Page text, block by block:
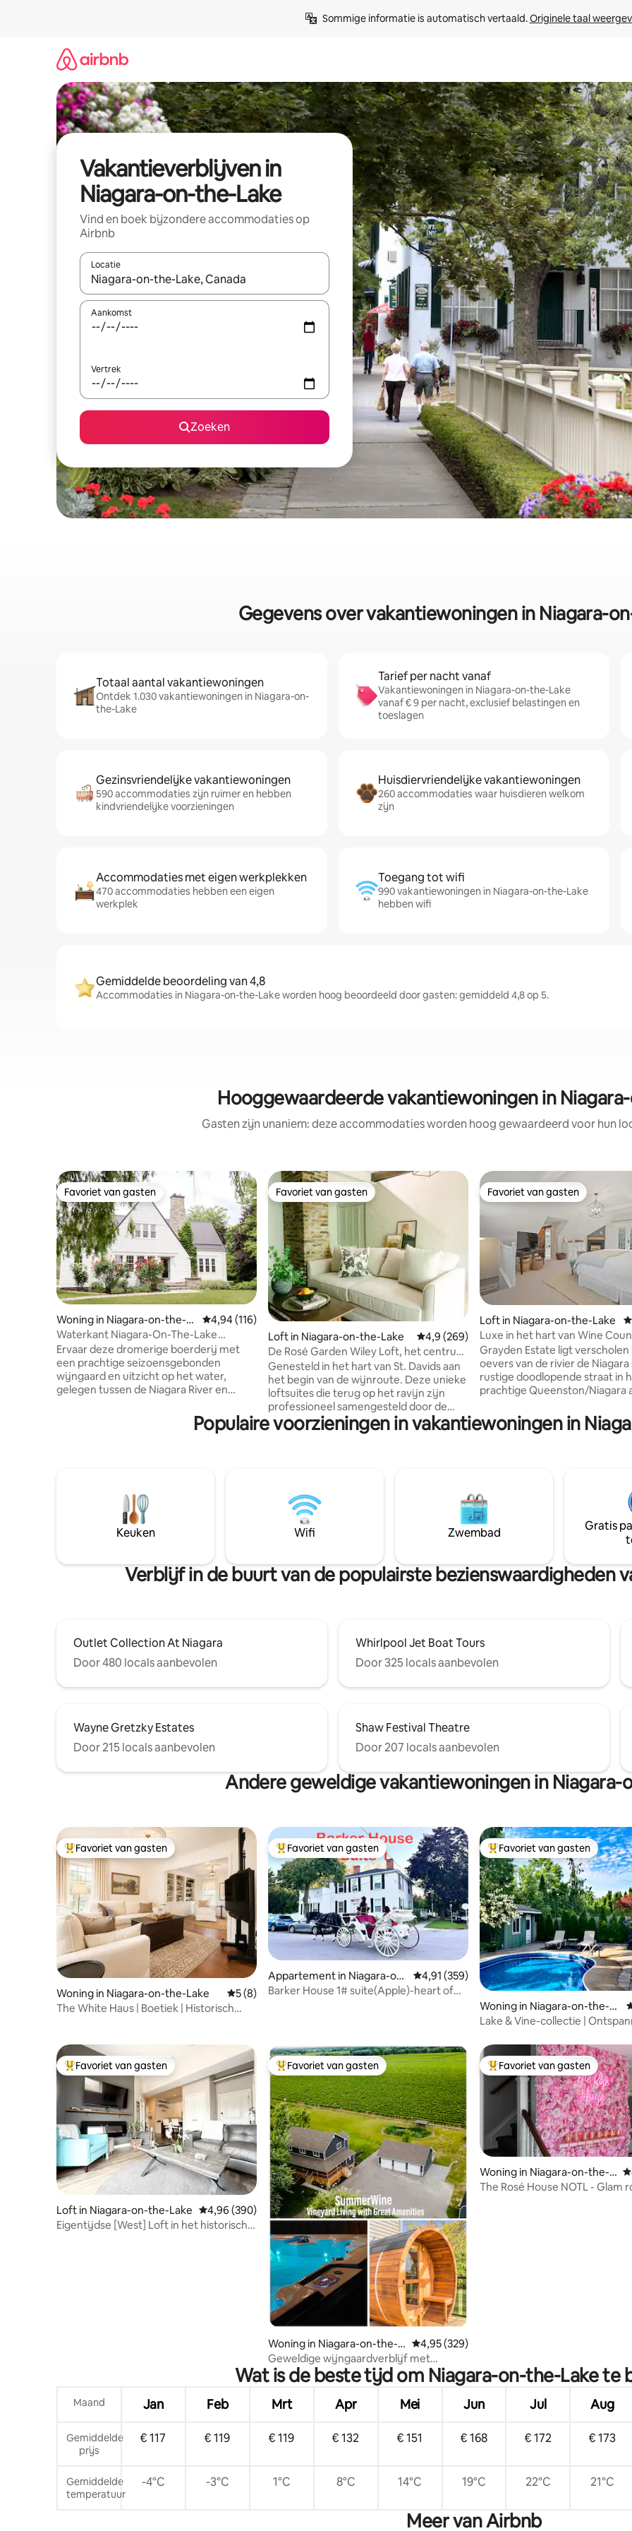
Sommige informatie is automatisch vertaald. Originele taal
Vakantieverblijven in
Niagara-on-the-Lake
Vind en boek bijzondere accommodaties op
Airbnb
Locatie
Wanneer er resultaten beschikbaar zijn, maak je een keuze met je de pijltjestoetsen omhoog en omlaag, óf door te
Aankomst
Vertrek
Zoeken
Gegevens over vakantiewoningen in Niagara-
Totaal aantal vakantiewoningen
Ontdek 1.030 vakantiewoningen in Niagara-on-
the-Lake
Tarief per nacht vanaf
Vakantiewoningen in Niagara-on-the-Lake
vanaf € 9 per nacht, exclusief belastingen en
toeslagen
Gezinsvriendelijke vakantiewoningen
590 accommodaties zijn ruimer en hebben
kindvriendelijke voorzieningen
Huisdiervriendelijke vakantiewoningen
260 accommodaties waar huisdieren welkom
zijn
Accommodaties met eigen werkplekken
470 accommodaties hebben een eigen
werkplek
Toegang tot wifi
990 vakantiewoningen in Niagara-on-the-Lake
hebben wifi
Gemiddelde beoordeling van 4,8
Accommodaties in Niagara-on-the-Lake worden hoog beoordeeld door gasten: gemiddeld 4,8 op 5.
Hooggewaardeerde vakantiewoningen in
Gasten zijn unaniem: deze accommodaties worden hoog gewaardeerd voor hun
Favoriet van gasten
Favoriet van gasten
Woning in Niagara-on-the-L
ake
Gemiddelde beoordeling van 4,94 op 5, 116 recensies
4,94 (116)
Waterkant Niagara-On-The-Lake
Vineyard Farmhouse
Ervaar deze dromerige boerderij met
een prachtige seizoensgebonden
wijngaard en uitzicht op het water,
gelegen tussen de Niagara River en
eigentijds interieur, een gezellige
gashaard en een badkuip op pootjes.
badkamers ideaal voor groepsuitjes,
bruidsfeesten en speciale
gelegenheden. *Beschrijving van de
accommodatie met uitzicht op
NOTL STR-licentienummer 079-2022
Favoriet van gasten
Favoriet van gasten
Loft in Niagara-on-the-Lake Gemiddelde beoordeling van 4,9 op 5, 269
4,9 (269)
De Rosé Garden Wiley Loft, het centrum
van St. Davids
Genesteld in het hart van St. Davids aan
het begin van de wijnroute. Deze unieke
loftsuites die terug op het ravijn zijn
professioneel samengesteld door de
winnaar van Canada 's Next Designer,
Marcy Mussari. Op tien minuten rijden
Grist, Junction Coffee Bar en The Old
Fire Hall Restaurant. Gelegen op enkele
minuten van wijnmakerijen, golfbanen,
natuurpaden, restaurants, restaurants,
Favoriet van gasten
Favoriet van gasten
Loft in Niagara-on-the-Lake
Luxe in het hart van Wine
Grayden Estate ligt verscholen
oevers van de rivier de Niagara
rustige doodlopende straat in
prachtige Queenston/Niagara
eindje rijden van de oude
op een paar minuten lopen of
Het is de ideale locatie voor
uitje voor iedereen die zich wil
overgeven aan het
leven. Gratis tourfietsen beschikbaar
Populaire voorzieningen in vakantiewoningen in
Keuken Wifi Zwembad
Gratis
Verblijf in de buurt van de populairste bezienswaardigheden
Outlet Collection At Niagara
Door 480 locals aanbevolen
Whirlpool Jet Boat Tours
Door 325 locals aanbevolen
Wayne Gretzky Estates
Door 215 locals aanbevolen
Shaw Festival Theatre
Door 207 locals aanbevolen
Andere geweldige vakantiewoningen in Niagara-
Topfavoriet van gasten
Favoriet van gasten
Woning in Niagara-on-the-Lake Gemiddelde beoordeling van 5 op 5, 8 recensies
5 (8)
The White Haus | Boetiek | Historisch
Topfavoriet van gasten
Favoriet van gasten
Appartement in Niagara-on-
the-Lake
Gemiddelde beoordeling van 4,91 op 5, 359
4,91 (359)
Barker House 1# suite(Apple)-heart of
Topfavoriet van gasten
Favoriet van gasten
Woning in Niagara-on-the-La
ke
Lake & Vine-collectie |
Topfavoriet van gasten
Favoriet van gasten
Loft in Niagara-on-the-Lake Gemiddelde beoordeling van 4,96 op 5, 390 recensies
4,96 (390)
Eigentijdse [West] Loft in het historische
Topfavoriet van gasten
Favoriet van gasten
Woning in Niagara-on-the-L
ake
Gemiddelde beoordeling van 4,95 op 5, 329
4,95 (329)
Geweldige wijngaardverblijf met
bubbelbad + voorzieningen!
Topfavoriet van gasten
Favoriet van gasten
Woning in Niagara-on-the-L
ake
The Rosé House NOTL - Glam
Wat is de beste tijd om Niagara-on-the-Lake te
Maand Jan Feb Mrt Apr Mei Jun Jul Aug
Gemiddelde
prijs
€ 117 € 119 € 119 € 132 € 151 € 168 € 172 € 173
Gemiddelde
temperatuur
-4°C -3°C 1°C 8°C 14°C 19°C 22°C 21°C
Meer van Airbnb